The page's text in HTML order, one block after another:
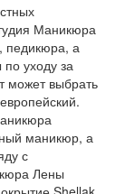
Маникюра
педикюра, а
уходу за
может выбрать
маникюр, а
с
Лены